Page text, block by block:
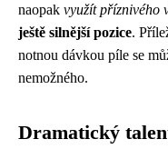
naopak využít příznivého
ještě silnější pozice.
notnou dávkou píle se
nemožného.
Dramatický